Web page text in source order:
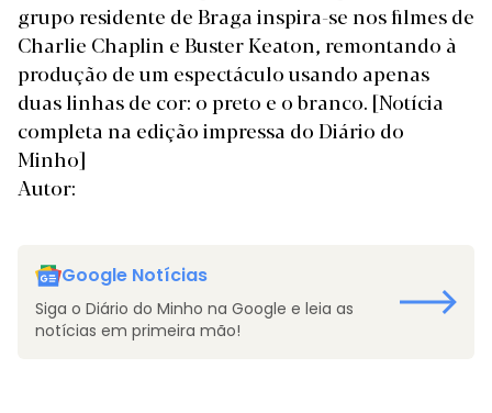
grupo residente de Braga inspira-se nos filmes de
Charlie Chaplin e Buster Keaton, remontando à
produção de um espectáculo usando apenas
duas linhas de cor: o preto e o branco. [Notícia
completa na edição impressa do Diário do
Minho]
Autor:
Google Notícias
Siga o Diário do Minho na Google e leia as
notícias em primeira mão!